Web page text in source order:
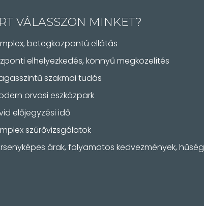
VÁLASSZON MINKET?
betegközpontú ellátás
elhelyezkedés, könnyű megközelítés
szakmai tudás
orvosi eszközpark
előjegyzési idő
szűrővizsgálatok
árak, folyamatos kedvezmények,